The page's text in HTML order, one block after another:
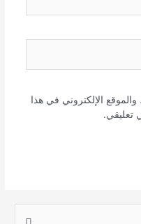
الإلكتروني في هذا
تعليقي.